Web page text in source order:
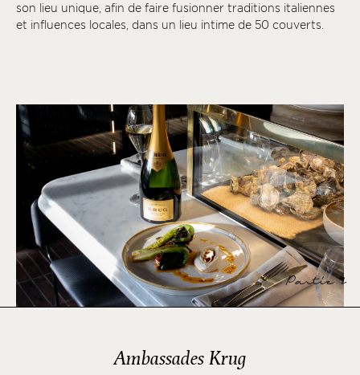
son lieu unique, afin de faire fusionner traditions italiennes
et influences locales, dans un lieu intime de 50 couverts.
Partie 2
Ambassades Krug